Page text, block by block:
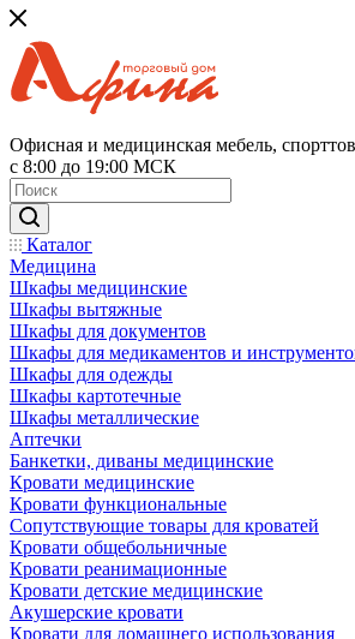
Офисная и медицинская мебель,
с 8:00 до 19:00 МСК
Каталог
Медицина
Шкафы медицинские
Шкафы вытяжные
Шкафы для документов
Шкафы для медикаментов и
Шкафы для одежды
Шкафы картотечные
Шкафы металлические
Аптечки
Банкетки, диваны медицинские
Кровати медицинские
Кровати функциональные
Сопутствующие товары для кроватей
Кровати общебольничные
Кровати реанимационные
Кровати детские медицинские
Акушерские кровати
Кровати для домашнего использования